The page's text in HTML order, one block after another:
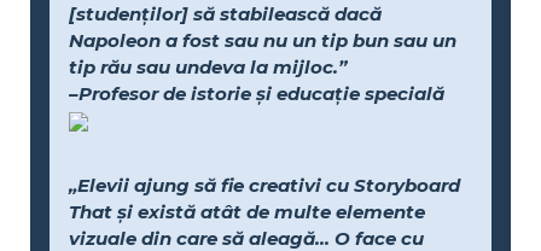
[studenților] să stabilească dacă
Napoleon a fost sau nu un tip bun sau un
tip rău sau undeva la mijloc.”
–Profesor de istorie și educație specială
„Elevii ajung să fie creativi cu Storyboard
That și există atât de multe elemente
vizuale din care să aleagă... O face cu